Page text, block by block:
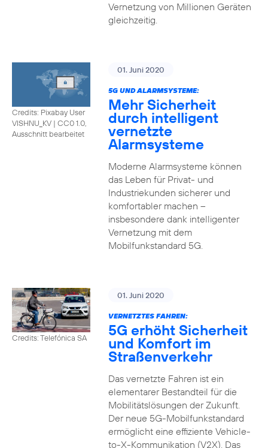
Vernetzung von Millionen Geräten
gleichzeitig.
Credits: Pixabay User
VISHNU_KV | CC0 1.0,
Ausschnitt bearbeitet
01. Juni 2020
5G UND ALARMSYSTEME:
Mehr Sicherheit
durch intelligent
vernetzte
Alarmsysteme
Moderne Alarmsysteme können
das Leben für Privat- und
Industriekunden sicherer und
komfortabler machen –
insbesondere dank intelligenter
Vernetzung mit dem
Mobilfunkstandard 5G.
Credits: Telefónica SA
01. Juni 2020
VERNETZTES FAHREN:
5G erhöht Sicherheit
und Komfort im
Straßenverkehr
Das vernetzte Fahren ist ein
elementarer Bestandteil für die
Mobilitätslösungen der Zukunft.
Der neue 5G-Mobilfunkstandard
ermöglicht eine effiziente Vehicle-
to-X-Kommunikation (V2X). Das